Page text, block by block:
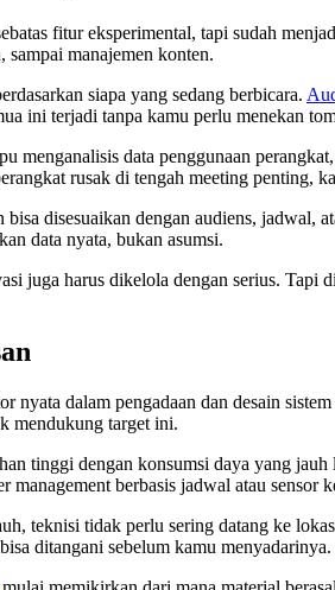
fitur eksperimental, tapi sudah
manajemen konten.
siapa yang sedang berbicara.
ini terjadi tanpa kamu perlu menekan
data penggunaan
rusak di tengah meeting penting,
disesuaikan dengan audiens, jadwal,
data nyata, bukan asumsi.
juga harus dikelola dengan serius.
dalam pengadaan dan desain
mendukung target ini.
tinggi dengan konsumsi daya yang
berbasis jadwal atau sensor
teknisi tidak perlu sering datang ke
ditangani sebelum kamu menyadarinya.